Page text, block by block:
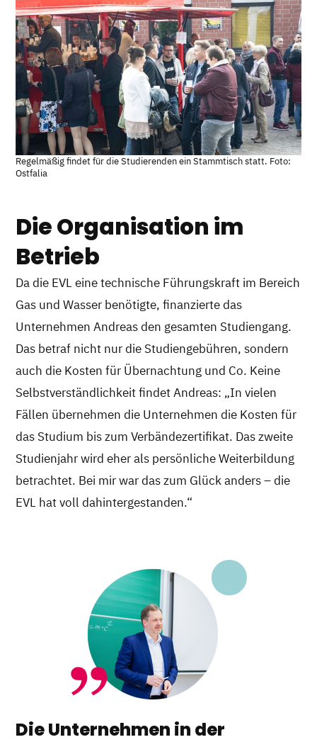
Regelmäßig findet für die Studierenden ein Stammtisch statt. Foto:
Ostfalia
Die Organisation im
Betrieb
Da die EVL eine technische Führungskraft im Bereich
Gas und Wasser benötigte, finanzierte das
Unternehmen Andreas den gesamten Studiengang.
Das betraf nicht nur die Studiengebühren, sondern
auch die Kosten für Übernachtung und Co. Keine
Selbstverständlichkeit findet Andreas: „In vielen
Fällen übernehmen die Unternehmen die Kosten für
das Studium bis zum Verbändezertifikat. Das zweite
Studienjahr wird eher als persönliche Weiterbildung
betrachtet. Bei mir war das zum Glück anders – die
EVL hat voll dahintergestanden.“
Die Unternehmen in der